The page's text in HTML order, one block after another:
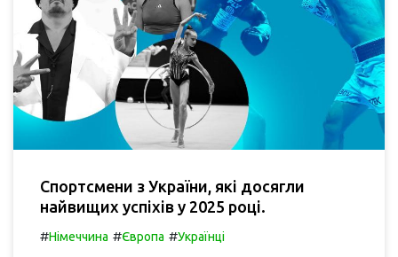
Спортсмени з України, які досягли
найвищих успіхів у 2025 році.
#Німеччина #Європа #Українці